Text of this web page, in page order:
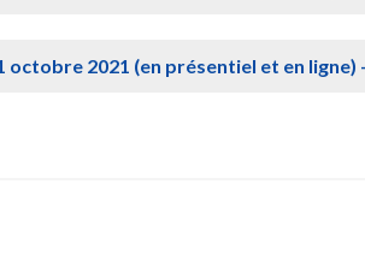
octobre 2021 (en présentiel et en ligne)